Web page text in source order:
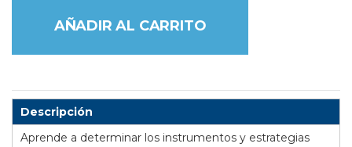
AÑADIR AL CARRITO
Descripción
Aprende a determinar los instrumentos y estrategias